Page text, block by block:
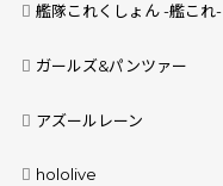
艦隊これくしょん -艦これ-
ガールズ&パンツァー
アズールレーン
hololive